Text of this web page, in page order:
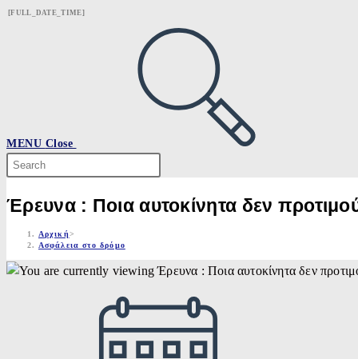
Skip
[FULL_DATE_TIME]
MENU Close
Search
this
website
Έρευνα : Ποια αυτοκίνητα δεν
Αρχική>
Ασφάλεια στο δρόμο